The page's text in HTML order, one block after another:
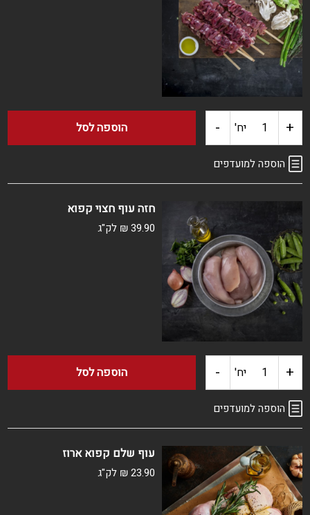
טרי
+ כמות
של
עוף
קפוא
יח' - הוספה לסל
הוספה למועדפים
חזה עוף חצוי קפוא
₪39.90 לק"ג
+ כמות
של
עוף
חצוי
יח' - הוספה לסל
הוספה למועדפים
עוף שלם קפוא ארוז
₪23.90 לק"ג